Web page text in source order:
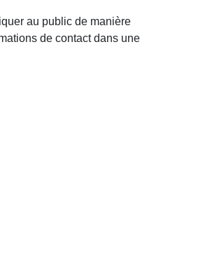
au public de manière
de contact dans une